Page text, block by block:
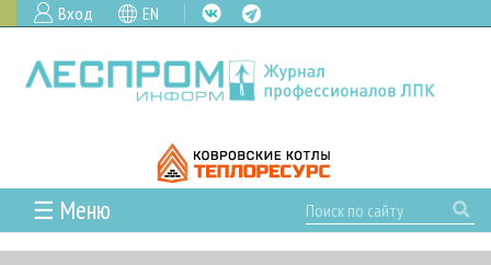
Вход EN
☰ Меню
ГЛАВНАЯ